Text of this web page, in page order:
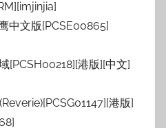
中文版[PCSE00865]
[PCSH00218][港版][中文]
港版]